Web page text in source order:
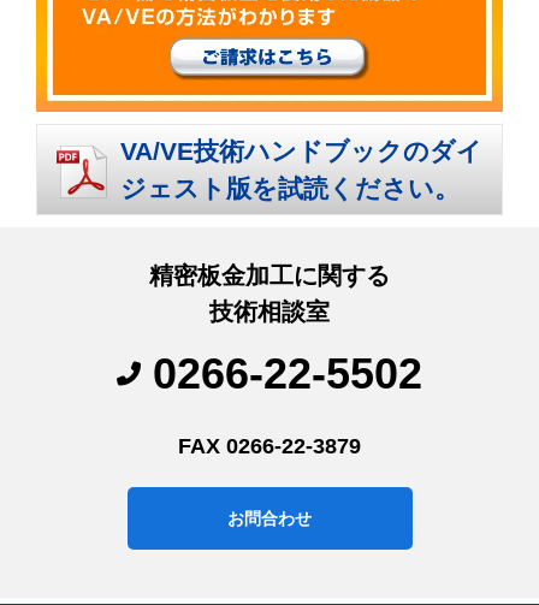
VA/VE技術ハンドブックのダイ
ジェスト版を試読ください。
精密板金加工に関する
技術相談室
0266-22-5502
FAX 0266-22-3879
お問合わせ